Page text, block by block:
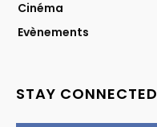
Cinéma
Evènements
STAY CONNECTED